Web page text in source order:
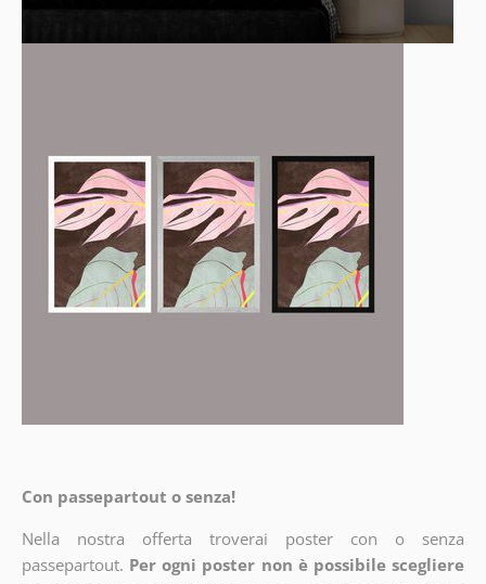
Con passepartout o senza!
Nella nostra offerta troverai poster con o senza
passepartout. Per ogni poster non è possibile scegliere